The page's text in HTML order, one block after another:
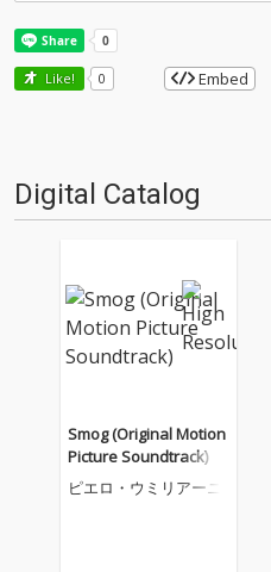
Like! 0 Embed
Digital Catalog
Smog (Original Motion
Picture Soundtrack)
ピエロ・ウミリアーニ